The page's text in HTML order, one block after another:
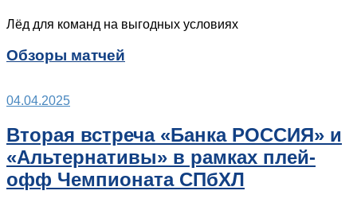
Лёд для команд на выгодных условиях
Обзоры матчей
04.04.2025
Вторая встреча «Банка РОССИЯ» и
«Альтернативы» в рамках плей-
офф Чемпионата СПбХЛ